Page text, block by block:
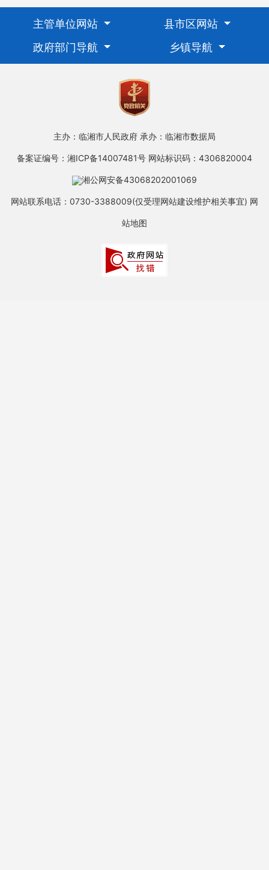
主管单位网站
县市区网站
政府部门导航
乡镇导航
主办：临湘市人民政府 承办：临湘市数据局
备案证编号：湘ICP备14007481号 网站标识码：4306820004
湘公网安备43068202001069
网站联系电话：0730-3388009(仅受理网站建设维护相关事宜) 网
站地图